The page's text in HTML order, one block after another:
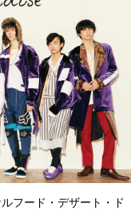
フード・デザート・ド